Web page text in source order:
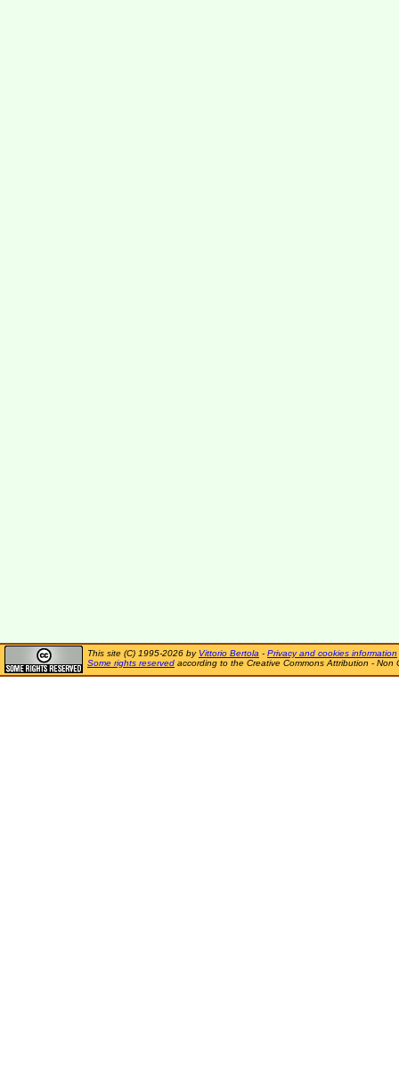
This site (C) 1995-2026 by Vittorio Bertola - Privacy and cookies information
Some rights reserved according to the Creative Commons Attribution - Non